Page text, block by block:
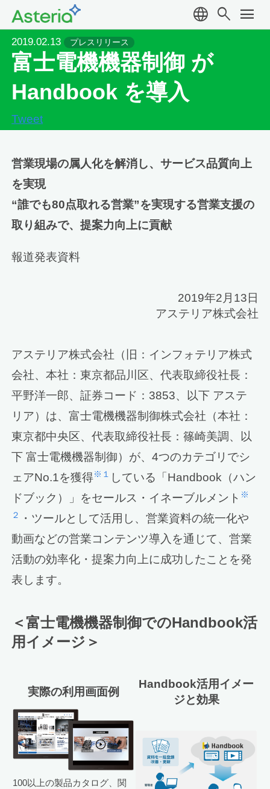
language search menu
2019.02.13 プレスリリース
富士電機機器制御 が
Handbook を導入
Tweet
営業現場の属人化を解消し、サービス品質向上
を実現
“誰でも80点取れる営業”を実現する営業支援の
取り組みで、提案力向上に貢献
報道発表資料
2019年2月13日
アステリア株式会社
アステリア株式会社（旧：インフォテリア株式
会社、本社：東京都品川区、代表取締役社長：
平野洋一郎、証券コード：3853、以下 アステ
リア）は、富士電機機器制御株式会社（本社：
東京都中央区、代表取締役社長：篠崎美調、以
下 富士電機機器制御）が、4つのカテゴリでシ
ェアNo.1を獲得※１
している「Handbook（ハン
ドブック）」をセールス・イネーブルメント ※
２
・ツールとして活用し、営業資料の統一化や
動画などの営業コンテンツ導入を通じて、営業
活動の効率化・提案力向上に成功したことを発
表します。
＜富士電機機器制御でのHandbook活
用イメージ＞
実際の利用画面例
Handbook活用イメー
ジと効果
100以上の製品カタログ、関